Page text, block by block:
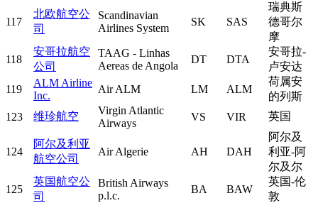
117
北欧航空公
司
Scandinavian
Airlines System
SK SAS
瑞典斯
德哥尔
摩
118
安哥拉航空
公司
TAAG - Linhas
Aereas de Angola
DT DTA
安哥拉-
卢安达
119
ALM Airline
Inc.
Air ALM LM ALM
荷属安
的列斯
123
维珍航空
Virgin Atlantic
Airways
VS VIR 英国
124
阿尔及利亚
航空公司
Air Algerie AH DAH
阿尔及
利亚-阿
尔及尔
125
英国航空公
司
British Airways
p.l.c.
BA BAW
英国-伦
敦